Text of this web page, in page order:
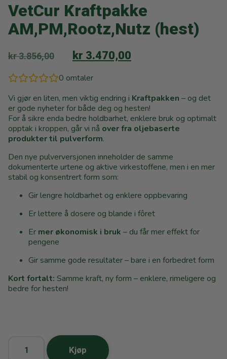
VetCur Kraftpakke
AM,PM,Rootz,Nutz (hest)
kr3.856,00 kr 3.470,00
0 omtaler
Vi gjør en liten, men viktig endring i Kraftpakken – og det
er gode nyheter for både deg og hesten!
For å sikre enda bedre holdbarhet, enklere bruk og optimalt
opptak i kroppen, går vi nå over fra oljebaserte
produkter til pulverform.
Den nye pulverversjonen inneholder de samme
dokumenterte urtene og aktive virkestoffene, men i en mer
stabil og konsentrert form som:
Gir lengre holdbarhet og enklere oppbevaring
Er lettere å dosere og blande i fôret
Er mer økonomisk i bruk – du får mer effekt for
pengene
Gir samme gode resultater – bare i en forbedret form
Kort fortalt: Samme kraft, ny form – enklere, rimeligere og
bedre for hesten!
Kjøp